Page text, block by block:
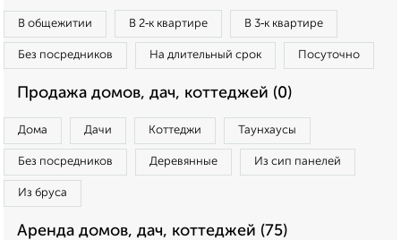
В общежитии В 2‑к квартире В 3‑к квартире
Без посредников На длительный срок Посуточно
Продажа домов, дач, коттеджей (0)
Дома Дачи Коттеджи Таунхаусы
Без посредников Деревянные Из сип панелей
Из бруса
Аренда домов, дач, коттеджей (75)